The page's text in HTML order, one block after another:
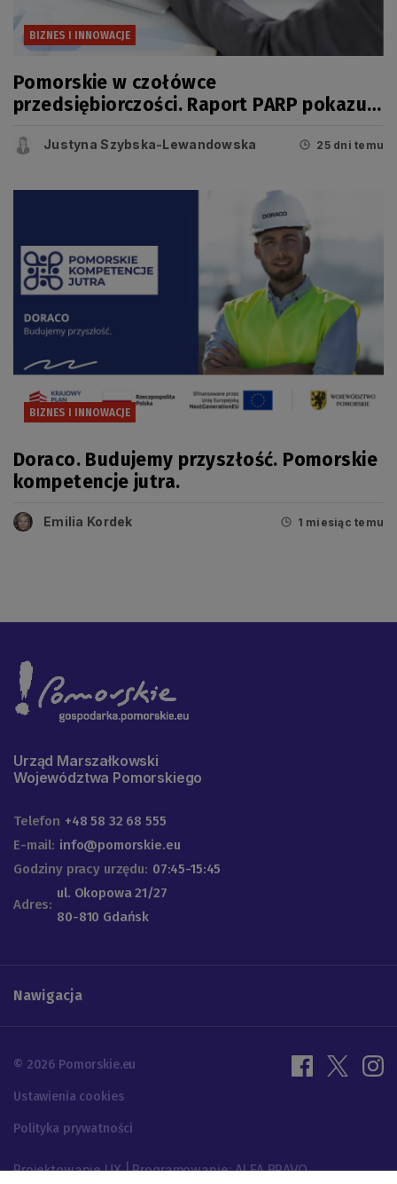
BIZNES I INNOWACJE
Pomorskie w czołówce
przedsiębiorczości. Raport PARP pokazuje
regionu świadczy coś więcej niż liczba
Justyna Szybska-Lewandowska 25 dni temu
BIZNES I INNOWACJE
Doraco. Budujemy przyszłość. Pomorskie
kompetencje jutra.
Emilia Kordek 1 miesiąc temu
Urząd Marszałkowski
Województwa Pomorskiego
Telefon +48 58 32 68 555
E-mail: info@pomorskie.eu
Godziny pracy urzędu: 07:45-15:45
Adres:
ul. Okopowa 21/27
80-810 Gdańsk
Nawigacja
© 2026 Pomorskie.eu
Ustawienia cookies
Polityka prywatności
Projektowanie UX | Programowanie: ALFA BRAVO